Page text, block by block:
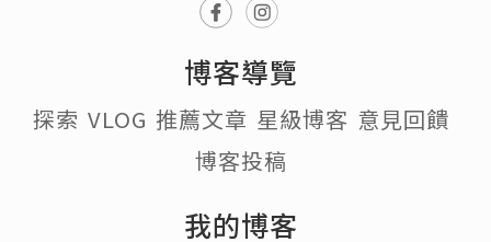
博客導覽
探索 VLOG 推薦文章 星級博客 意見回饋
博客投稿
我的博客